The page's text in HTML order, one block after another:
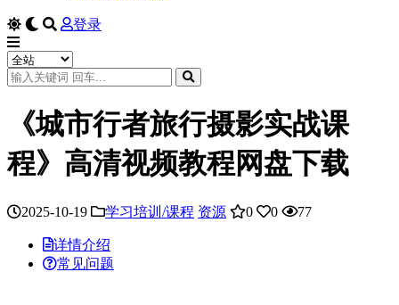
登录
《城市行者旅行摄影实战课
程》高清视频教程网盘下载
2025-10-19 学习培训/课程 资源 0 0 77
详情介绍
常见问题